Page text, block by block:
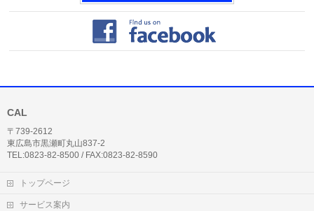
CAL
〒739-2612
東広島市黒瀬町丸山837-2
TEL:0823-82-8500 / FAX:0823-82-8590
トップページ
サービス案内